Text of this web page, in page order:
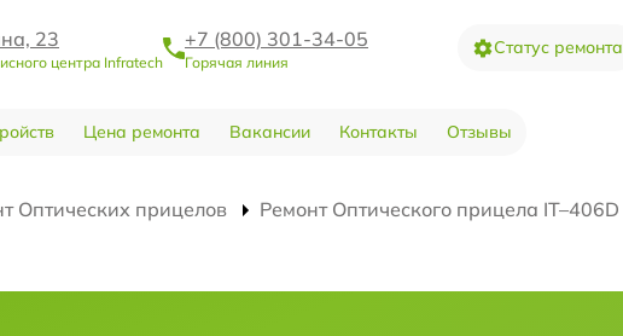
23
центра Infratech
+7 (800) 301-34-05
Горячая линия
Статус ремонта
Цена ремонта Вакансии Контакты Отзывы
Оптических прицелов
Ремонт Оптического прицела IT–406D